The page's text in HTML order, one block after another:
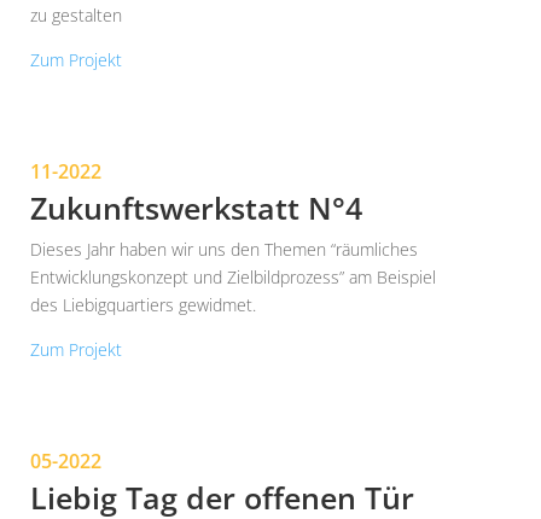
zu gestalten
Zum Projekt
11-2022
Zukunftswerkstatt N°4
Dieses Jahr haben wir uns den Themen “räumliches
Entwicklungskonzept und Zielbildprozess” am Beispiel
des Liebigquartiers gewidmet.
Zum Projekt
05-2022
Liebig Tag der offenen Tür